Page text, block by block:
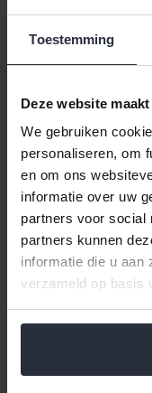
Toestemming
Deze website
We gebruiken
personaliseren, om
en om ons
informatie over uw
partners voor social
partners kunnen
informatie die u aan
verzameld op basis
Klik hier voor de
Zondagochtend is het
familie te genieten van
borden uit de Organic-
kun je heerlijk tafelen.
ook wel bekend staat
De borden hebben
van hoogwaardig
kracht en
bord gewoon in de
Reviews
Help ons en